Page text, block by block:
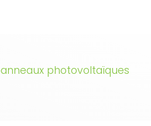
photovoltaïques